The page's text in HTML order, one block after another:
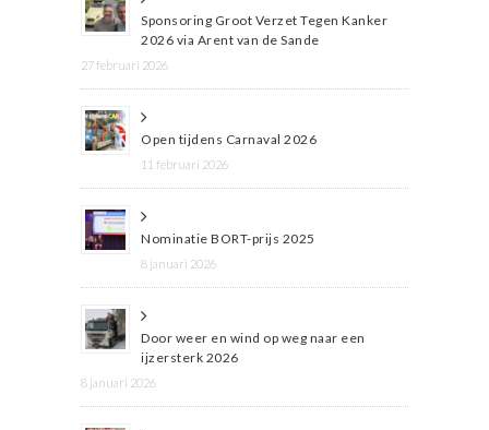
Sponsoring Groot Verzet Tegen Kanker
2026 via Arent van de Sande
27 februari 2026
Open tijdens Carnaval 2026
11 februari 2026
Nominatie BORT-prijs 2025
8 januari 2026
Door weer en wind op weg naar een
ijzersterk 2026
8 januari 2026